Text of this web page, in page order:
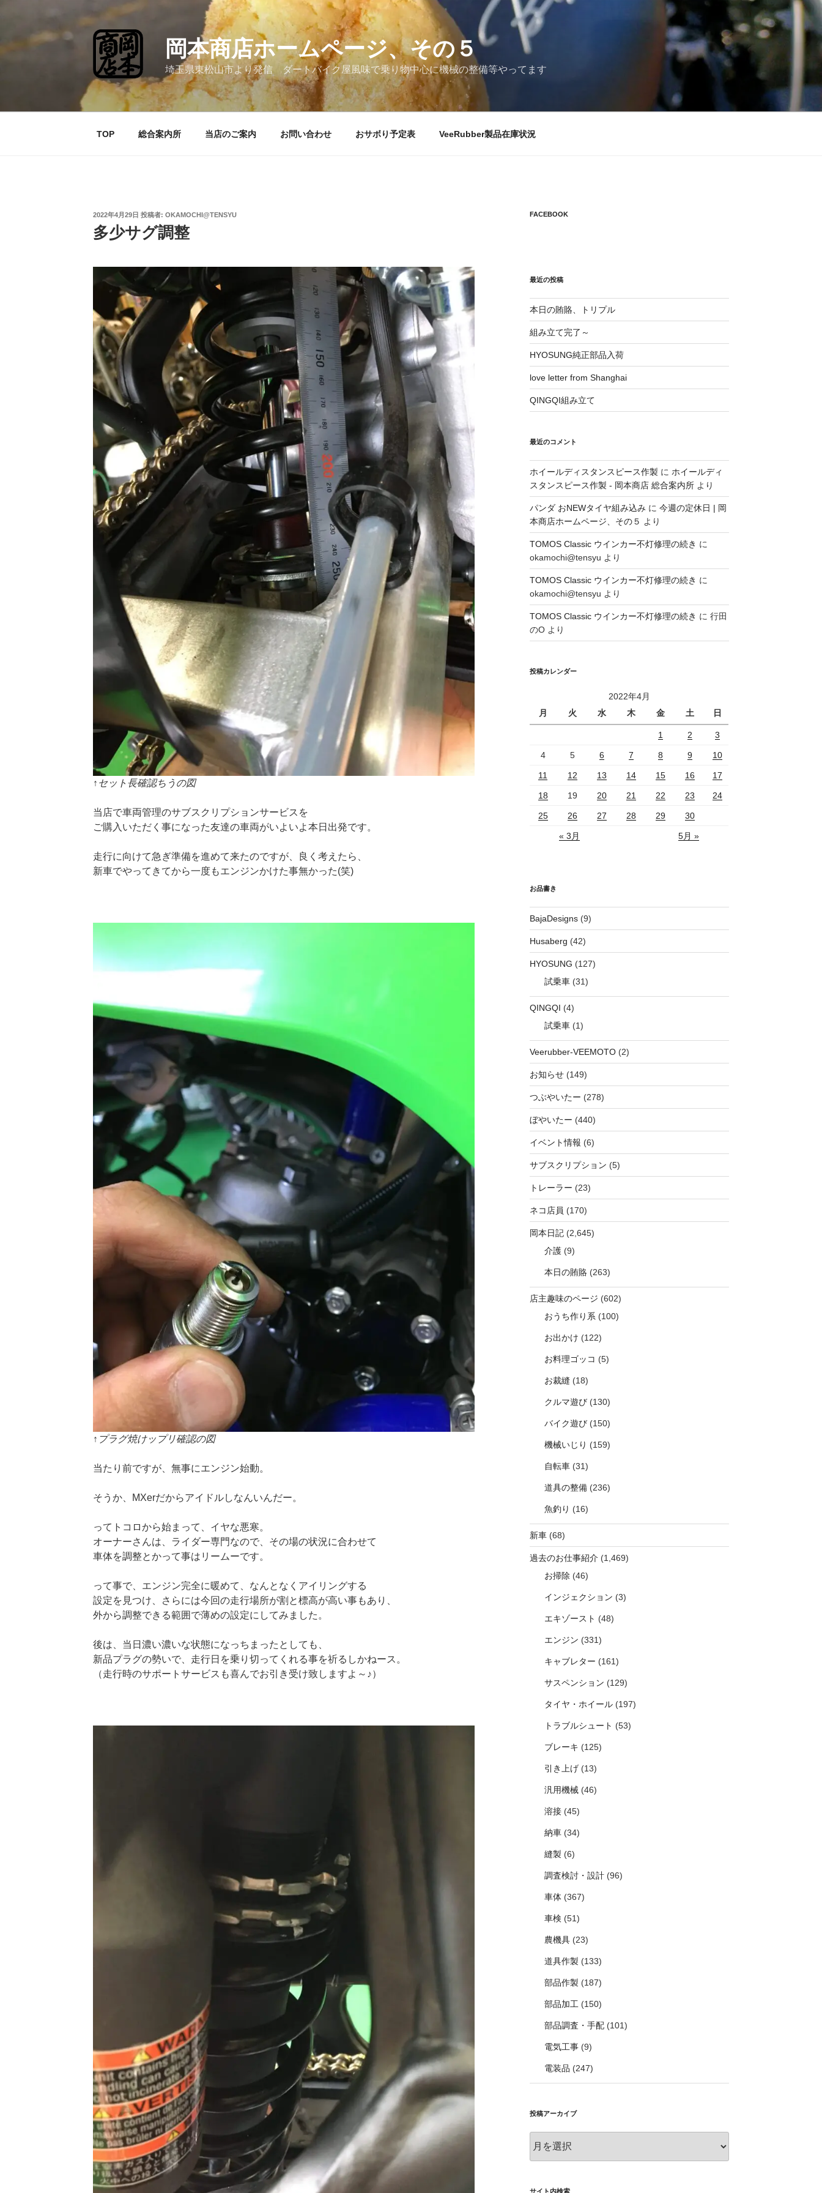
キ
岡本商店ホームページ、その５
埼玉県東松山市より発信 ダートバイク屋風味で乗り物中心に機械の整備等やってます
TOP 総合案内所 当店のご案内 お問い合わせ おサボり予定表 VeeRubber製品在庫状況
投
日:
2022年4月29日 投稿者: OKAMOCHI@TENSYU
多少サグ調整
↑セット長確認ちうの図
当店で車両管理のサブスクリプションサービスを
ご購入いただく事になった友達の車両がいよいよ本日出発です。
走行に向けて急ぎ準備を進めて来たのですが、良く考えたら、
新車でやってきてから一度もエンジンかけた事無かった(笑)
↑プラグ焼けップリ確認の図
当たり前ですが、無事にエンジン始動。
そうか、MXerだからアイドルしなんいんだー。
ってトコロから始まって、イヤな悪寒。
オーナーさんは、ライダー専門なので、その場の状況に合わせて
車体を調整とかって事はリームーです。
って事で、エンジン完全に暖めて、なんとなくアイリングする
設定を見つけ、さらには今回の走行場所が割と標高が高い事もあり、
外から調整できる範囲で薄めの設定にしてみました。
後は、当日濃い濃いな状態になっちまったとしても、
新品プラグの勢いで、走行日を乗り切ってくれる事を祈るしかねース。
（走行時のサポートサービスも喜んでお引き受け致しますよ～♪）
FACEBOOK
最近の投稿
本日の賄賂、トリプル
組み立て完了～
HYOSUNG純正部品入荷
love letter from Shanghai
QINGQI組み立て
最近のコメント
ホイールディスタンスピース作製 に ホイールディ
スタンスピース作製 - 岡本商店 総合案内所 より
パンダ おNEWタイヤ組み込み に今週の定休日 | 岡
本商店ホームページ、その５ より
TOMOS Classic ウインカー不灯修理の続き に
okamochi@tensyu より
TOMOS Classic ウインカー不灯修理の続き に
okamochi@tensyu より
TOMOS Classic ウインカー不灯修理の続き に行田
のO より
投稿カレンダー
2022年4月
月
火 水 木 金 土 日
1 2 3
4 5 6 7 8 9 10
11 12 13 14 15 16 17
18 19 20 21 22 23 24
25 26 27 28 29 30
« 3月 5月 »
お品書き
BajaDesigns (9)
Husaberg (42)
HYOSUNG (127)
試乗車 (31)
QINGQI (4)
試乗車 (1)
Veerubber-VEEMOTO (2)
お知らせ (149)
つぶやいたー (278)
ぼやいたー (440)
イベント情報 (6)
サブスクリプション (5)
トレーラー (23)
ネコ店員 (170)
岡本日記 (2,645)
介護 (9)
本日の賄賂 (263)
店主趣味のページ (602)
おうち作り系 (100)
お出かけ (122)
お料理ゴッコ (5)
お裁縫 (18)
クルマ遊び (130)
バイク遊び (150)
機械いじり (159)
自転車 (31)
道具の整備 (236)
魚釣り (16)
新車 (68)
過去のお仕事紹介 (1,469)
お掃除 (46)
インジェクション (3)
エキゾースト (48)
エンジン (331)
キャブレター (161)
サスペンション (129)
タイヤ・ホイール (197)
トラブルシュート (53)
ブレーキ (125)
引き上げ (13)
汎用機械 (46)
溶接 (45)
納車 (34)
縫製 (6)
調査検討・設計 (96)
車体 (367)
車検 (51)
農機具 (23)
道具作製 (133)
部品作製 (187)
部品加工 (150)
部品調査・手配 (101)
電気工事 (9)
電装品 (247)
投稿アーカイブ
稿
サイト内検索